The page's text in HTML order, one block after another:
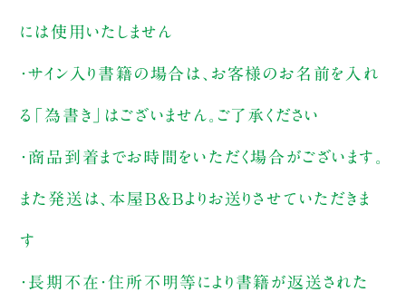
には使用いたしません
・サイン入り書籍の場合は、お客様のお名前を入れ
る「為書き」はございません。ご了承ください
・商品到着までお時間をいただく場合がございます。
また発送は、本屋B&Bよりお送りさせていただきま
す
・長期不在・住所不明等により書籍が返送された